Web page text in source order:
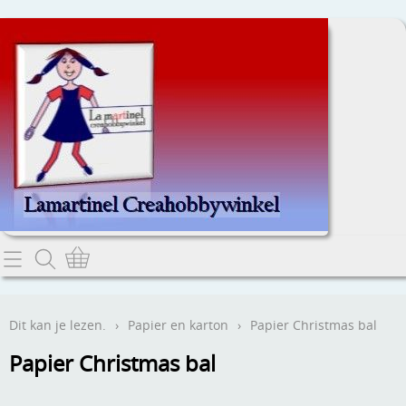
Home
Dit kan je lezen. › Papier en karton › Papier Christmas bal
Papier Christmas bal